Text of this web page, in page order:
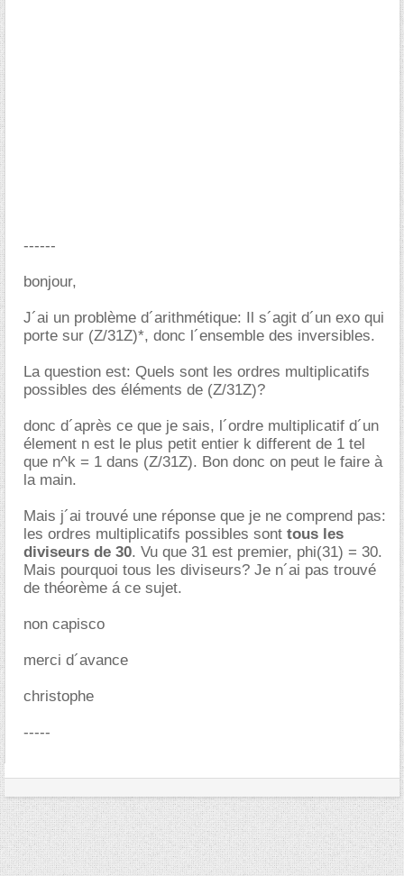
------
bonjour,
J´ai un problème d´arithmétique: Il s´agit d´un exo qui
porte sur (Z/31Z)*, donc l´ensemble des inversibles.
La question est: Quels sont les ordres multiplicatifs
possibles des éléments de (Z/31Z)?
donc d´après ce que je sais, l´ordre multiplicatif d´un
élement n est le plus petit entier k different de 1 tel
que n^k = 1 dans (Z/31Z). Bon donc on peut le faire à
la main.
Mais j´ai trouvé une réponse que je ne comprend pas:
les ordres multiplicatifs possibles sont tous les
diviseurs de 30. Vu que 31 est premier, phi(31) = 30.
Mais pourquoi tous les diviseurs? Je n´ai pas trouvé
de théorème á ce sujet.
non capisco
merci d´avance
christophe
-----